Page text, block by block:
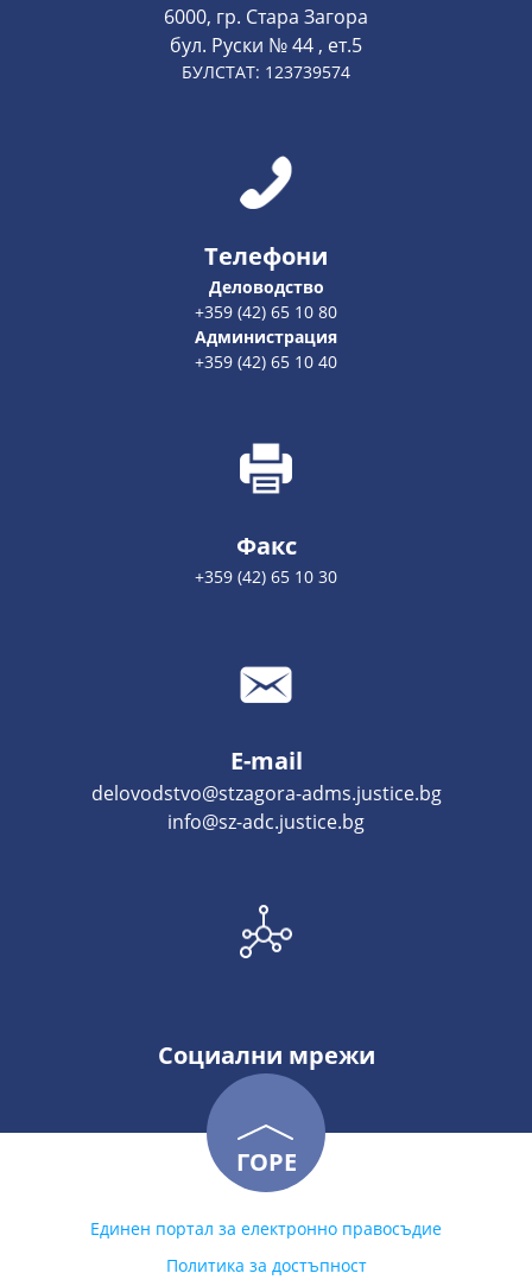
6000, гр. Стара Загора
бул. Руски № 44 , ет.5
БУЛСТАТ: 123739574
Телефони
Деловодство
+359 (42) 65 10 80
Администрация
+359 (42) 65 10 40
Факс
+359 (42) 65 10 30
E-mail
delovodstvo@stzagora-adms.justice.bg
info@sz-adc.justice.bg
Социални мрежи
ГОРЕ
Единен портал за електронно правосъдие
Политика за достъпност